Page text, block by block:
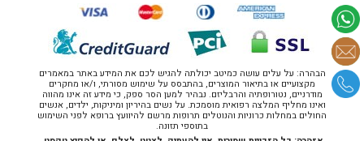
הבהרה: על עלים עושה כמיטב יכולתה להגיש לכם את המידע באתר במאמרים
מקצועיים או בתיאור המוצרים, בהתבסס על שימוש מסורתי, ו/או מחקרים
מודרניים, נטורופתיה והרבליזם. נבהיר למען הסר ספק, כי מידע זה אינו מהווה
ואינו מחליף המלצה רפואית מוסמכת. על נשים בהיריון ומיניקות, ילדים, אנשים
החולים במחלות כרוניות והנוטלים תרופות מרשם להיוועץ ברופא לפני השימוש
בתוספי תזונה.